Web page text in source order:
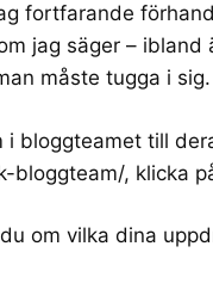
fortfarande
jag säger –
måste tugga i sig.
i bloggteamet till
bloggteam/, klicka
om vilka dina